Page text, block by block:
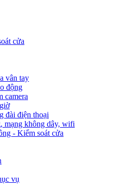
cửa
vân tay
động
camera
đài điện thoại
mạng không dây, wifi
- Kiểm soát cửa
vụ